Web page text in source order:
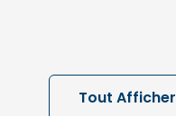
Tout Afficher